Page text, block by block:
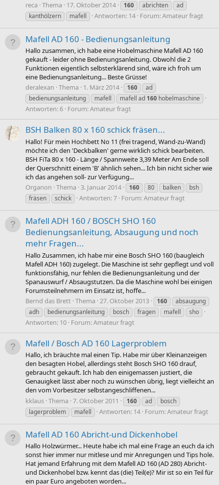
reca Thema 17. Oktober 2014 160 abrichten
ad
kanthölzern
mafell Antworten: 14 Forum:Amateur fragt
Mafell AD 160 - Bedienungsanleitung
Hallo zusammen, ich habe eine Hobelmaschine Mafell AD 160
gekauft - leider ohne Bedienungsanleitung. Obwohl die 2
Funktionen eigentlich selbsterklärend sind, wäre ich froh um
eine Bedienungsanleitung... Beste Grüsse!
deralexan Thema 1. März 2014 160
ad
bedienungsanleitung
mafell mafell ad 160 hobelmaschine
Antworten: 6 Forum:Amateur fragt
BSH Balken 80 x 160 schick fräsen...
Hallo! Für mein Hochbett No 11 (frei tragend, Wand-zu-Wand)
möchte ich den 'Deckbalken' gerne wirklich schick bearbeiten.
BSH FiTa 80 x 160 - Länge / Spannweite 3,39 Meter Am Ende soll
der Querschnitt einem 'B' ähnlich sehen... Ich bin nicht sicher wie
ich das angehen soll- zur Verfügung...
Organon Thema 3. Januar 2014 160 80 balken
bsh
fräsen
schick Antworten: 7 Forum:Amateur fragt
Mafell ADH 160 / BOSCH SHO 160
Bedienungsanleitung, Absaugung und noch
mehr Fragen...
Hallo Zusammen, ich habe mir eine Bosch SHO 160 (baugleich
Mafell ADH 160) zugelegt. Die Maschine ist sehr gepflegt und voll
funktionsfähig, nur fehlen die Bedienungsanleitung und der
Spanauswurf / Absaugstutzen. Da die Maschine wohl bei einigen
Forumsteilnehmern im Einsatz ist, hoffe...
Bernd das Brett Thema 27. Oktober 2013 160
absaugung
adh
bedienungsanleitung bosch fragen mafell sho
Antworten: 10 Forum:Amateur fragt
Mafell / Bosch AD 160 Lagerproblem
Hallo, ich bräuchte mal einen Tip. Habe mir über Kleinanzeigen
den besagten Hobel, allerdings steht Bosch SHO 160 drauf,
gebraucht gekauft. Ich hab den einigemassen justiert, die
Genauigkeit lässt aber noch zu wünschen übrig, liegt vielleicht an
den vom Vorbesitzer selbstangeschliffenen...
kklaus Thema 7. Oktober 2011 160 ad
bosch
lagerproblem
mafell Antworten: 14 Forum:Amateur fragt
Mafell AD 160 Abricht-und Dickenhobel
Hallo Holzwürmer... Heute habe ich mal eine Frage an euch da ich
sonst hier immer nur mitlese und mir Anregungen und Tips hole.
Hat jemand Erfahrung mit dem Mafell AD 160 (AD 280) Abricht-
und Dickenhobel bzw. kennt das (die) Teil(e)? Mir ist so ein Teil für
ein paar Euro angeboten worden...